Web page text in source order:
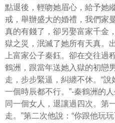
點退後，輕吻她眉心，給予她
戒，舉辦盛大的婚禮，我們家
真的有錢了，卻另娶富家千金
獄之災，泯滅了她所有天真。
上富家公子秦鈺。卻在交往過
鶴洲，跟當年送她入獄的初戀
走，步步緊逼，糾纏不休。“說
一個時辰都不行。”-秦鶴洲的
同一個女人，退讓過四次。第
走。”第二次他說：“你跟他玩